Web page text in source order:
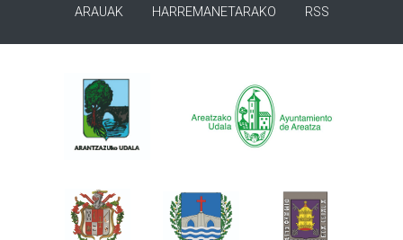
ARAUAK HARREMANETARAKO RSS